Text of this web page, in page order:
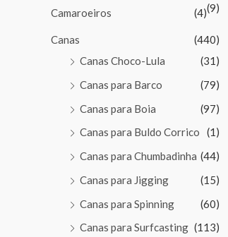
(9)
Camaroeiros (4)
Canas
(440)
Canas Choco-Lula
(31)
Canas para Barco
(79)
Canas para Boia
(97)
Canas para Buldo Corrico
(1)
Canas para Chumbadinha (44)
Canas para Jigging
(15)
Canas para Spinning
(60)
Canas para Surfcasting (113)